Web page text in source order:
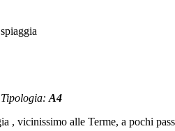
Tipologia: A4
, vicinissimo alle Terme, a pochi